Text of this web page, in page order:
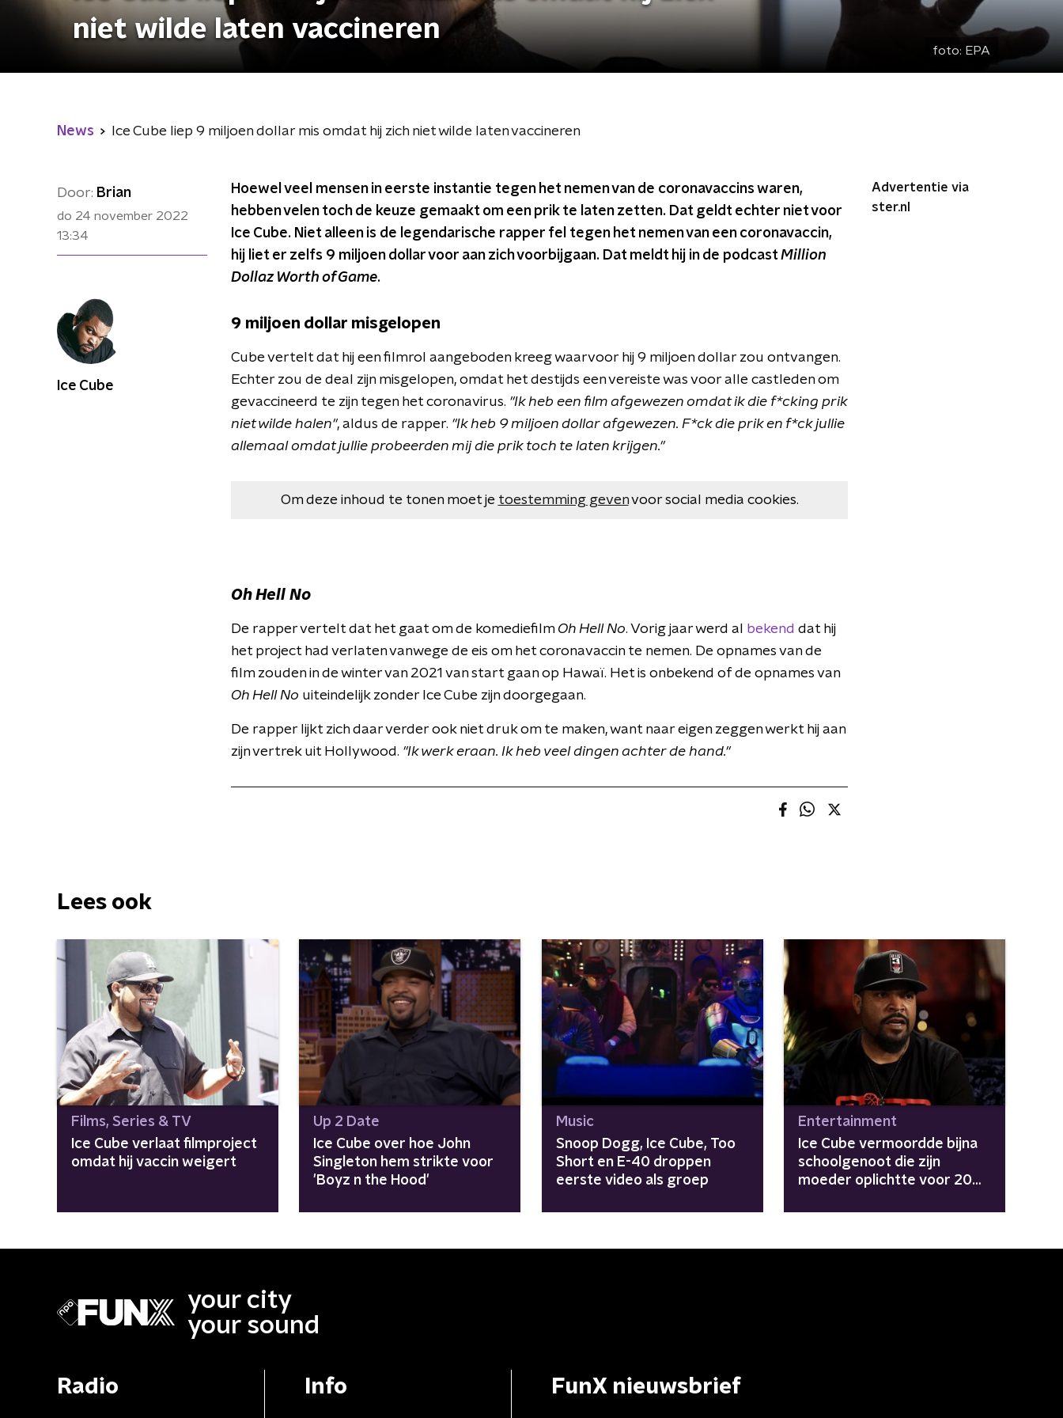
niet wilde laten vaccineren
foto: EPA
News Ice Cube liep 9 miljoen dollar mis omdat hij zich niet wilde laten vaccineren
Door: Brian
do 24 november 2022
13:34
Hoewel veel mensen in eerste instantie tegen het nemen van de coronavaccins waren,
hebben velen toch de keuze gemaakt om een prik te laten zetten. Dat geldt echter niet voor
Ice Cube. Niet alleen is de legendarische rapper fel tegen het nemen van een coronavaccin,
hij liet er zelfs 9 miljoen dollar voor aan zich voorbijgaan. Dat meldt hij in de podcastMillion
Dollaz Worth of Game.
9 miljoen dollar misgelopen
Cube vertelt dat hij een filmrol aangeboden kreeg waarvoor hij 9 miljoen dollar zou ontvangen.
Echter zou de deal zijn misgelopen, omdat het destijds een vereiste was voor alle castleden om
gevaccineerd te zijn tegen het coronavirus. "Ik heb een film afgewezen omdat ik die f*cking prik
niet wilde halen", aldus de rapper. "Ik heb 9 miljoen dollar afgewezen. F*ck die prik en f*ck jullie
allemaal omdat jullie probeerden mij die prik toch te laten krijgen."
Om deze inhoud te tonen moet je toestemming gevenvoor social media cookies.
Oh Hell No
De rapper vertelt dat het gaat om de komediefilm Oh Hell No. Vorig jaar werd al bekend dat hij
het project had verlaten vanwege de eis om het coronavaccin te nemen. De opnames van de
film zouden in de winter van 2021 van start gaan op Hawaï. Het is onbekend of de opnames van
Oh Hell No uiteindelijk zonder Ice Cube zijn doorgegaan.
De rapper lijkt zich daar verder ook niet druk om te maken, want naar eigen zeggen werkt hij aan
zijn vertrek uit Hollywood. "Ik werk eraan. Ik heb veel dingen achter de hand."
Advertentie via
ster.nl
Ice Cube
Lees ook
Films, Series & TV
Ice Cube verlaat filmproject
omdat hij vaccin weigert
Up 2 Date
Ice Cube over hoe John
Singleton hem strikte voor
'Boyz n the Hood'
Music
Snoop Dogg, Ice Cube, Too
Short en E-40 droppen
eerste video als groep
Entertainment
Ice Cube vermoordde bijna
schoolgenoot die zijn
moeder oplichtte voor 20
your city
your sound
Radio Info FunX nieuwsbrief